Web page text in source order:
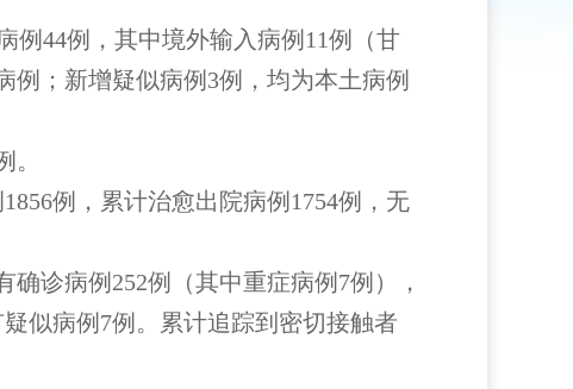
例44例，其中境外输入病例11例（甘
例；新增疑似病例3例，均为本土病例
例，累计治愈出院病例1754例，无
诊病例252例（其中重症病例7例），
似病例7例。累计追踪到密切接触者